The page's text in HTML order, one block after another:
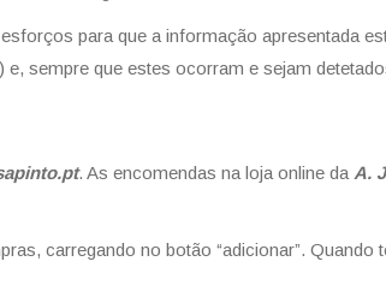
para que a informação apresentada
sempre que estes ocorram e sejam
. As encomendas na loja online da A.
carregando no botão “adicionar”.